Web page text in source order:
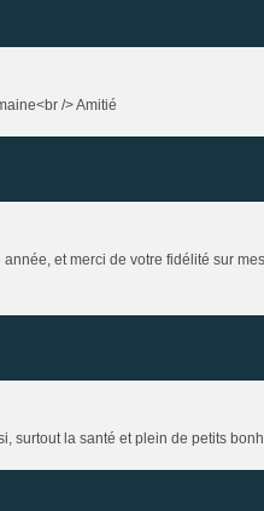
/> Amitié
et merci de votre fidélité sur
surtout la santé et plein de petits